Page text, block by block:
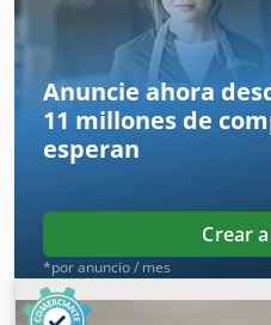
Anuncie ahora
11 millones de
esperan
Crear
*por anuncio / mes